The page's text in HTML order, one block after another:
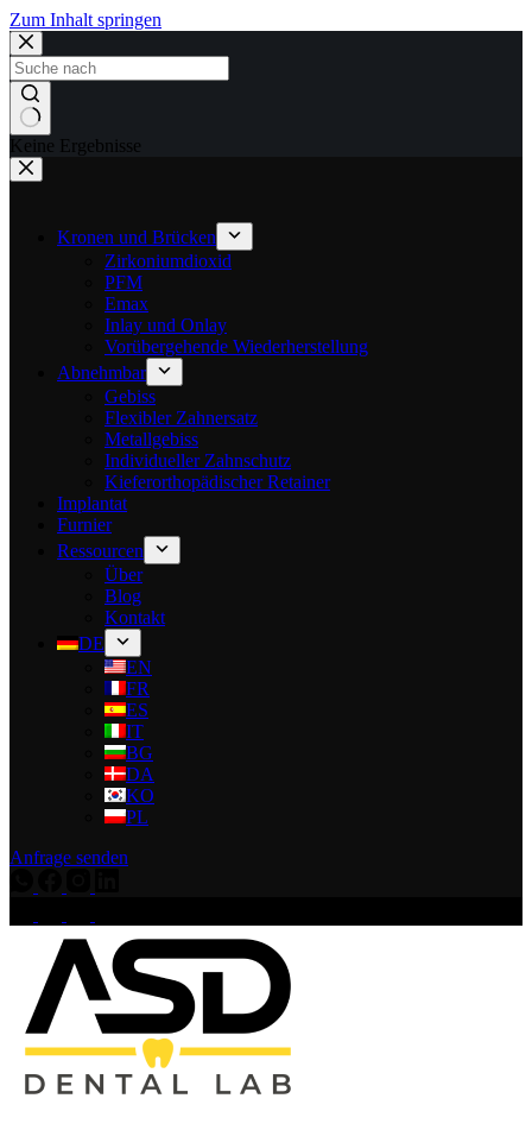
Zum Inhalt springen
Keine Ergebnisse
Kronen und Brücken
Zirkoniumdioxid
PFM
Emax
Inlay und Onlay
Vorübergehende Wiederherstellung
Abnehmbar
Gebiss
Flexibler Zahnersatz
Metallgebiss
Individueller Zahnschutz
Kieferorthopädischer Retainer
Implantat
Furnier
Ressourcen
Über
Blog
Kontakt
DE
EN
FR
ES
IT
BG
DA
KO
PL
Anfrage senden